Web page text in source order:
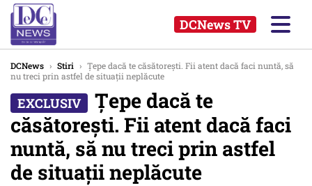
DCNews TV
DCNews › Stiri › Țepe dacă te căsătorești. Fii atent dacă faci nuntă, să
nu treci prin astfel de situații neplăcute
Țepe dacă te
căsătorești. Fii atent dacă faci
nuntă, să nu treci prin astfel
de situații neplăcute